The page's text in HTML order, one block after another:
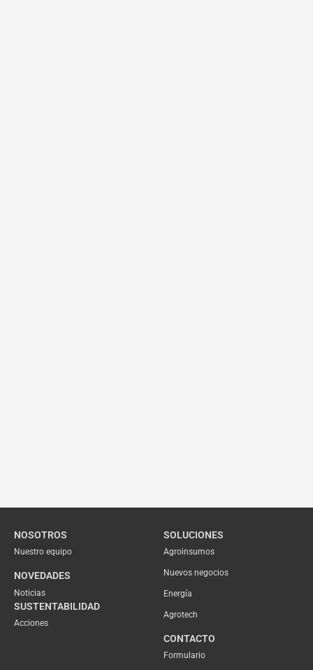
NOSOTROS
Nuestro equipo
NOVEDADES
Noticias
SUSTENTABILIDAD
Acciones
SOLUCIONES
Agroinsumos
Nuevos negocios
Energía
Agrotech
CONTACTO
Formulario